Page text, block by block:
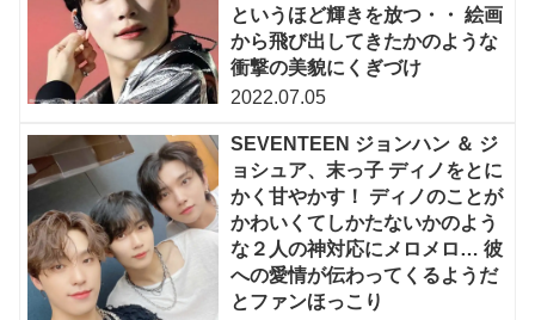
というほど輝きを放つ・・ 絵画
から飛び出してきたかのような
衝撃の美貌にくぎづけ
2022.07.05
SEVENTEEN ジョンハン ＆ ジ
ョシュア、末っ子 ディノをとに
かく甘やかす！ ディノのことが
かわいくてしかたないかのよう
な２人の神対応にメロメロ… 彼
への愛情が伝わってくるようだ
とファンほっこり